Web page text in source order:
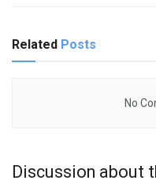
Related Posts
No
Discussion about